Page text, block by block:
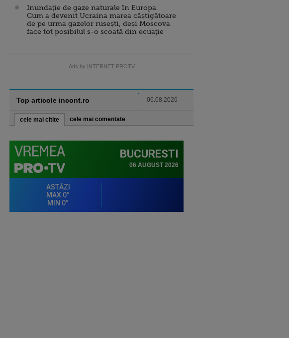
Inundație de gaze naturale în Europa.
Cum a devenit Ucraina marea câștigătoare
de pe urma gazelor rusești, deși Moscova
face tot posibilul s-o scoată din ecuație
Ads by INTERNET PROTV
Top articole incont.ro 06.08.2026
cele mai citite cele mai comentate